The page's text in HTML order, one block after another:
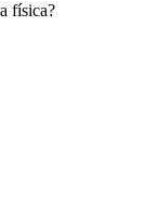
física?